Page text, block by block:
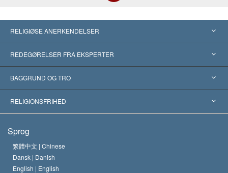
RELIGIØSE ANERKENDELSER
USA
Anerkendelser fra hele verden
Skelsættende kendelser
REDEGØRELSER FRA EKSPERTER
Kategoriserede redegørelser
Verdens førende eksperter
BAGGRUND OG TRO
L. Ron Hubbard
Scientology kirkens trosbekendelse
En Scientologs Kodeks
RELIGIONSFRIHED
Internationale standarder for menneskerettighederne
Bekendtgørelse om religion
Sprog
繁體中文 | Chinese
Dansk | Danish
English | English